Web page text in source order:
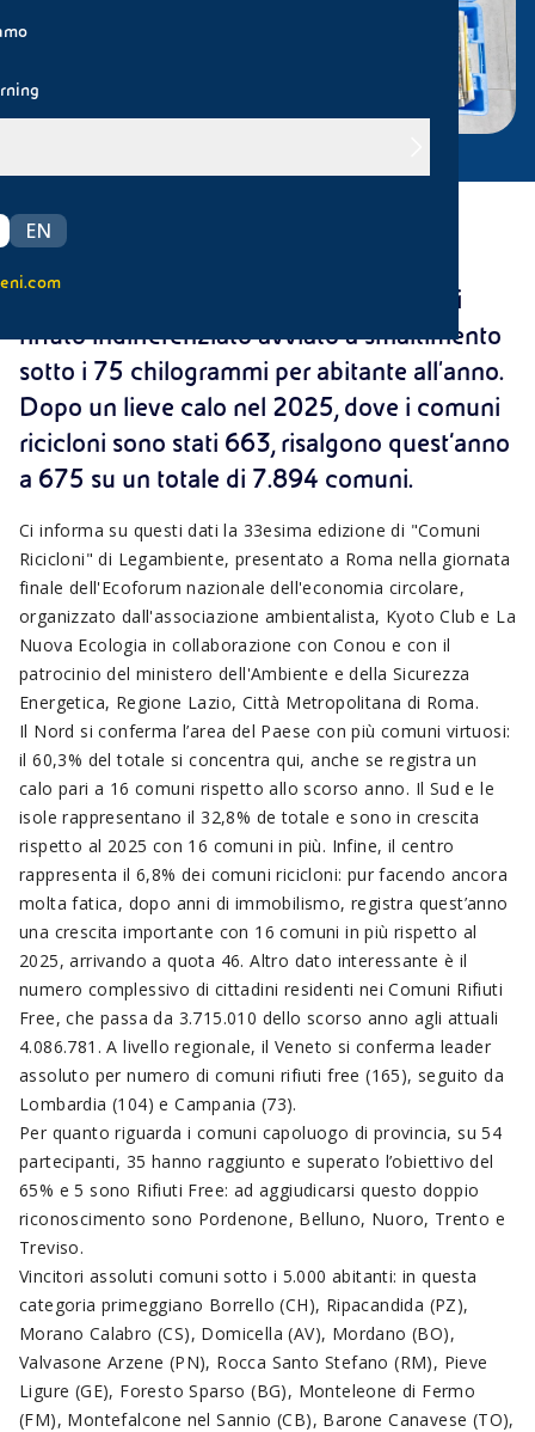
EN
eni.com
In Italia tornano a crescere nel 2026 i
mantengono la produzione pro capite di
rifiuto indifferenziato avviato a smaltimento
sotto i 75 chilogrammi per abitante all'anno.
Dopo un lieve calo nel 2025, dove i comuni
ricicloni sono stati 663, risalgono quest’anno
a 675 su un totale di 7.894 comuni.
Ci informa su questi dati la 33esima edizione di "Comuni
Ricicloni" di Legambiente, presentato a Roma nella giornata
finale dell'Ecoforum nazionale dell'economia circolare,
organizzato dall'associazione ambientalista, Kyoto Club e La
Nuova Ecologia in collaborazione con Conou e con il
patrocinio del ministero dell'Ambiente e della Sicurezza
Energetica, Regione Lazio, Città Metropolitana di Roma.
Il Nord si conferma l’area del Paese con più comuni virtuosi:
il 60,3% del totale si concentra qui, anche se registra un
calo pari a 16 comuni rispetto allo scorso anno. Il Sud e le
isole rappresentano il 32,8% de totale e sono in crescita
rispetto al 2025 con 16 comuni in più. Infine, il centro
rappresenta il 6,8% dei comuni ricicloni: pur facendo ancora
molta fatica, dopo anni di immobilismo, registra quest’anno
una crescita importante con 16 comuni in più rispetto al
2025, arrivando a quota 46. Altro dato interessante è il
numero complessivo di cittadini residenti nei Comuni Rifiuti
Free, che passa da 3.715.010 dello scorso anno agli attuali
4.086.781. A livello regionale, il Veneto si conferma leader
assoluto per numero di comuni rifiuti free (165), seguito da
Lombardia (104) e Campania (73).
Per quanto riguarda i comuni capoluogo di provincia, su 54
partecipanti, 35 hanno raggiunto e superato l’obiettivo del
65% e 5 sono Rifiuti Free: ad aggiudicarsi questo doppio
riconoscimento sono Pordenone, Belluno, Nuoro, Trento e
Treviso.
Vincitori assoluti comuni sotto i 5.000 abitanti: in questa
categoria primeggiano Borrello (CH), Ripacandida (PZ),
Morano Calabro (CS), Domicella (AV), Mordano (BO),
Valvasone Arzene (PN), Rocca Santo Stefano (RM), Pieve
Ligure (GE), Foresto Sparso (BG), Monteleone di Fermo
(FM), Montefalcone nel Sannio (CB), Barone Canavese (TO),